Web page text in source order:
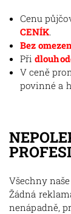
Cenu
CENÍK.
Bez
Při
V ceně
povinné a
Všechny
Žádná
nenápadně,